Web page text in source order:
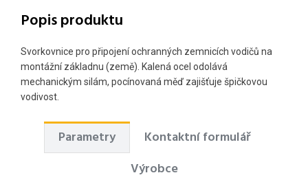
Popis produktu
Svorkovnice pro připojení ochranných zemnicích vodičů na
montážní základnu (země). Kalená ocel odolává
mechanickým silám, pocínovaná měď zajišťuje špičkovou
vodivost.
Parametry
Kontaktní formulář
Výrobce